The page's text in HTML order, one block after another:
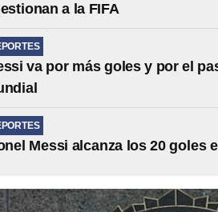
a la FIFA
va por más goles y por el
Messi alcanza los 20 goles